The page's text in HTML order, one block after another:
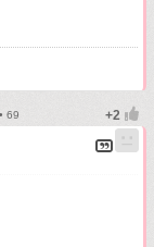
69